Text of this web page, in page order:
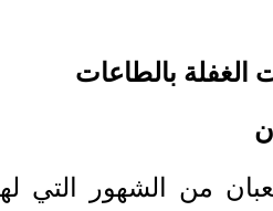
الغفلة بالطاعات
من الشهور التي